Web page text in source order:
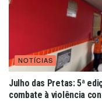
NOTÍCIAS
Julho das Pretas: 5ª
combate à violência